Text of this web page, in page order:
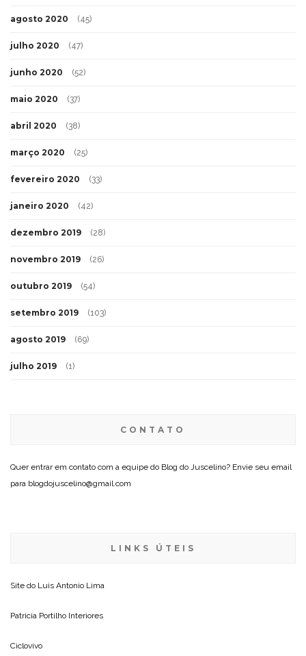
agosto 2020 (45)
julho 2020 (47)
junho 2020 (52)
maio 2020 (37)
abril 2020 (38)
março 2020 (25)
fevereiro 2020 (33)
janeiro 2020 (42)
dezembro 2019 (28)
novembro 2019 (26)
outubro 2019 (54)
setembro 2019 (103)
agosto 2019 (69)
julho 2019 (1)
CONTATO
Quer entrar em contato com a equipe do Blog do Juscelino? Envie seu email
para blogdojuscelino@gmail.com
LINKS ÚTEIS
Site do Luis Antonio Lima
Patricia Portilho Interiores
Ciclovivo